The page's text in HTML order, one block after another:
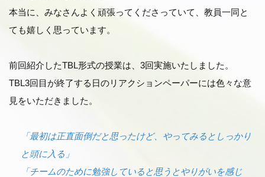
本当に、みなさんよく頑張ってくださっていて、教員一同と
ても嬉しく思っています。
前回紹介したTBL形式の授業は、3回実施いたしました。
TBL3回目が終了する日のリアクションペーパーには色々な意
見をいただきました。
「最初は正直面倒だと思ったけど、やってみるとしっかり
と頭に入る」
「チームのために勉強していると思うとやりがいを感じ